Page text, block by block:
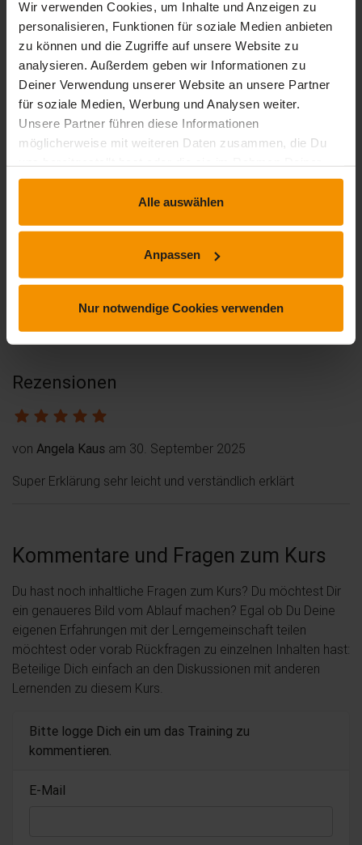
Wir verwenden Cookies, um Inhalte und Anzeigen zu
personalisieren, Funktionen für soziale Medien anbieten
zu können und die Zugriffe auf unsere Website zu
analysieren. Außerdem geben wir Informationen zu
Deiner Verwendung unserer Website an unsere Partner
für soziale Medien, Werbung und Analysen weiter.
Unsere Partner führen diese Informationen
möglicherweise mit weiteren Daten zusammen, die Du
Nutzung der Dienste gesammelt haben.
Alle auswählen
Anpassen
Nur notwendige Cookies verwenden
Durchschnittliche Bewertungen
5,00
1 Bewertung
0
Bewertungen
Bewertungen
Rezensionen
von Angela Kaus am 30. September 2025
Super Erklärung sehr leicht und verständlich erklärt
Kommentare und Fragen zum Kurs
Du hast noch inhaltliche Fragen zum Kurs? Du möchtest Dir
ein genaueres Bild vom Ablauf machen? Egal ob Du Deine
eigenen Erfahrungen mit der Lerngemeinschaft teilen
möchtest oder vorab Rückfragen zu einzelnen Inhalten hast:
Beteilige Dich einfach an den Diskussionen mit anderen
Lernenden zu diesem Kurs.
Bitte logge Dich ein um das Training zu
kommentieren.
E-Mail